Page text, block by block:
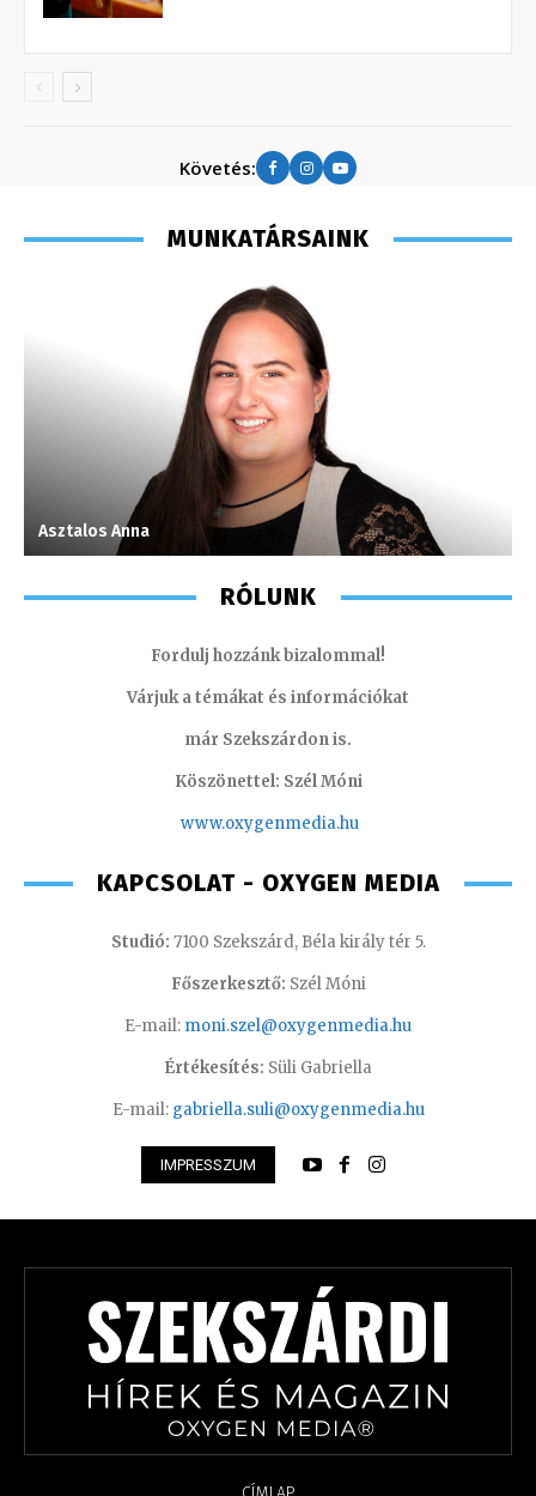
Követés:
MUNKATÁRSAINK
Asztalos Anna
RÓLUNK
Fordulj hozzánk bizalommal!
Várjuk a témákat és információkat
már Szekszárdon is.
Köszönettel: Szél Móni
www.oxygenmedia.hu
KAPCSOLAT - OXYGEN MEDIA
Studió: 7100 Szekszárd, Béla király tér 5.
Főszerkesztő: Szél Móni
E-mail: moni.szel@oxygenmedia.hu
Értékesítés: Süli Gabriella
E-mail: gabriella.suli@oxygenmedia.hu
IMPRESSZUM